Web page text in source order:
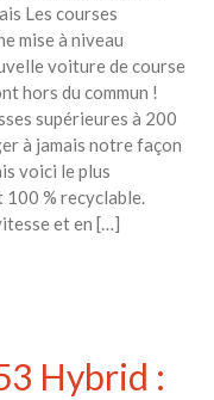
Les courses
mise à niveau
voiture de course
hors du commun !
supérieures à 200
à jamais notre façon
voici le plus
% recyclable.
et en […]
Hybrid :